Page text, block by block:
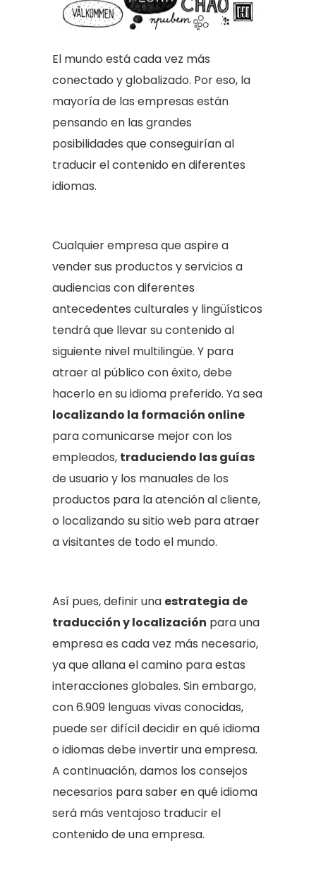
El mundo está cada vez más
conectado y globalizado. Por eso, la
mayoría de las empresas están
pensando en las grandes
posibilidades que conseguirían al
traducir el contenido en diferentes
idiomas.
Cualquier empresa que aspire a
vender sus productos y servicios a
audiencias con diferentes
antecedentes culturales y lingüísticos
tendrá que llevar su contenido al
siguiente nivel multilingüe. Y para
atraer al público con éxito, debe
hacerlo en su idioma preferido. Ya sea
localizando la formación online
para comunicarse mejor con los
empleados, traduciendo las guías
de usuario y los manuales de los
productos para la atención al cliente,
o localizando su sitio web para atraer
a visitantes de todo el mundo.
Así pues, definir una estrategia de
traducción y localización para una
empresa es cada vez más necesario,
ya que allana el camino para estas
interacciones globales. Sin embargo,
con 6.909 lenguas vivas conocidas,
puede ser difícil decidir en qué idioma
o idiomas debe invertir una empresa.
A continuación, damos los consejos
necesarios para saber en qué idioma
será más ventajoso traducir el
contenido de una empresa.